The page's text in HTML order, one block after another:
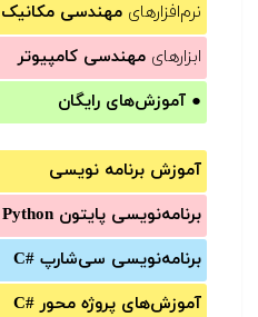
نرم‌افزارهای مهندسی مکانیک
ابزارهای مهندسی کامپیوتر
● آموزش‌های رایگان
آموزش برنامه نویسی
برنامه‌نویسی پایتون Python
برنامه‌‌نویسی سی‌شارپ C#‎
آموزش‌های پروژه محور #C